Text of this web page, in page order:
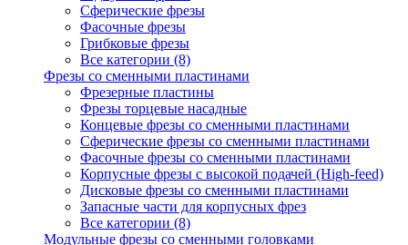
Сферические фрезы
Фасочные фрезы
Грибковые фрезы
Все категории (8)
Фрезы со сменными пластинами
Фрезерные пластины
Фрезы торцевые насадные
Концевые фрезы со сменными пластинами
Сферические фрезы со сменными пластинами
Фасочные фрезы со сменными пластинами
Корпусные фрезы с высокой подачей (High-feed)
Дисковые фрезы со сменными пластинами
Запасные части для корпусных фрез
Все категории (8)
Модульные фрезы со сменными головками